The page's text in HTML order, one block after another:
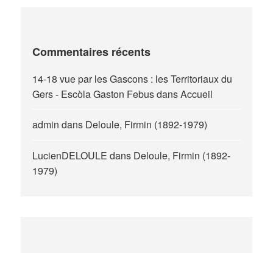
Commentaires récents
14-18 vue par les Gascons : les Territoriaux du
Gers - Escòla Gaston FebusdansAccueil
admin dans Deloule, Firmin (1892-1979)
LucienDELOULE dans Deloule, Firmin (1892-
1979)